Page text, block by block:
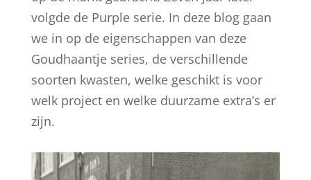
volgde de Purple serie. In deze blog gaan
we in op de eigenschappen van deze
Goudhaantje series, de verschillende
soorten kwasten, welke geschikt is voor
welk project en welke duurzame extra’s er
zijn.